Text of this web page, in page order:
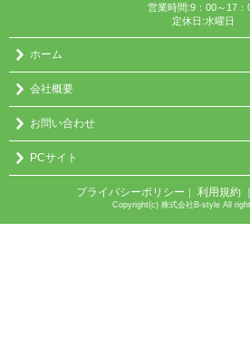
営業時間:9：00～17：
定休日:水曜日
ホーム
会社概要
お問い合わせ
PCサイト
プライバシーポリシー ｜ 利用規約
Copyright(c) 株式会社B-style All